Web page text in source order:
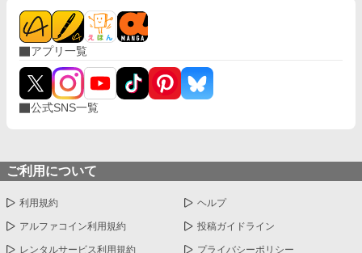
アプリ一覧
公式SNS一覧
ご利用について
利用規約 ヘルプ
アルファコイン利用規約 投稿ガイドライン
レンタルサービス利用規約 プライバシーポリシー